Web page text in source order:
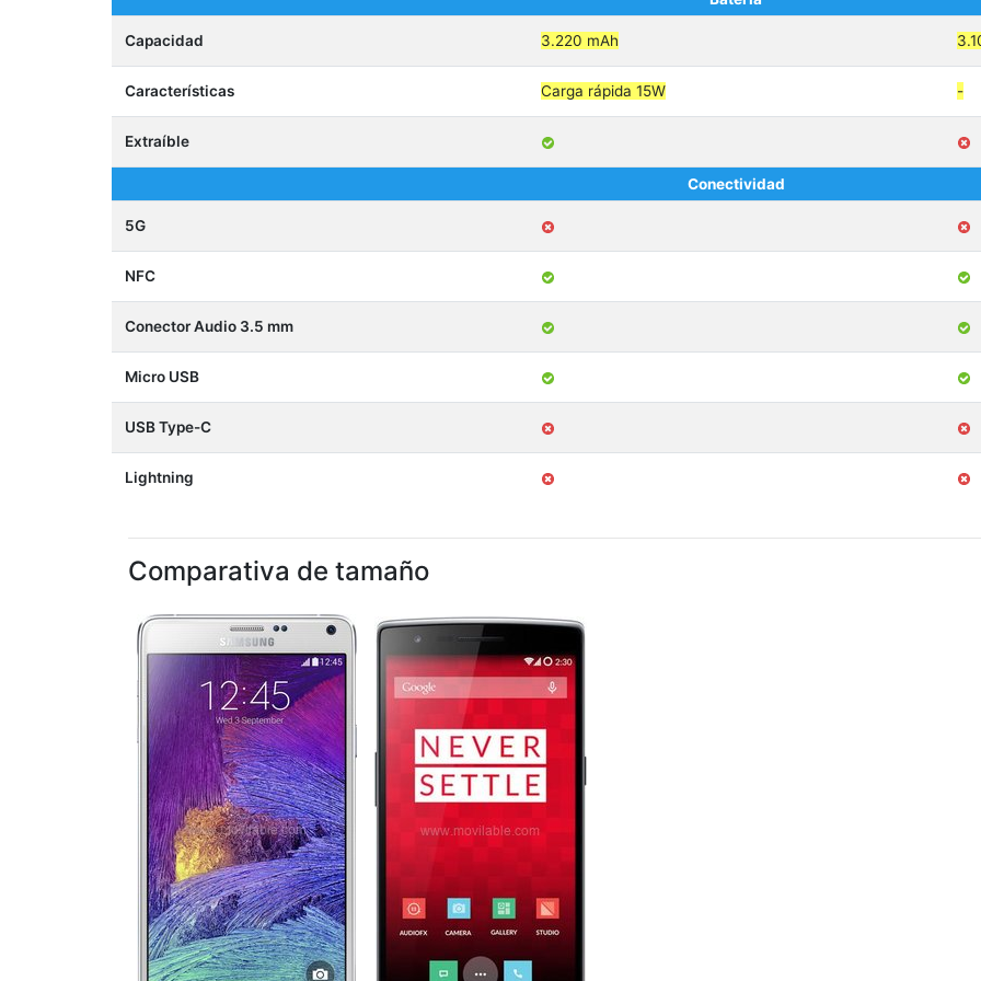
Capacidad 3.220 mAh
Características Carga rápida 15W -
Extraíble
Conectividad
5G
NFC
Conector Audio 3.5 mm
Micro USB
USB Type-C
Lightning
Comparativa de tamaño